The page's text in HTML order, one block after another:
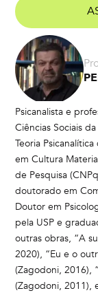
Psicanalista e
Ciências Sociais
Teoria
em Cultura
de Pesquisa
doutorado em
Doutor em
pela USP e
outras obras, “A
2020), “Eu e o
(Zagodoni, 2016),
(Zagodoni, 2011),